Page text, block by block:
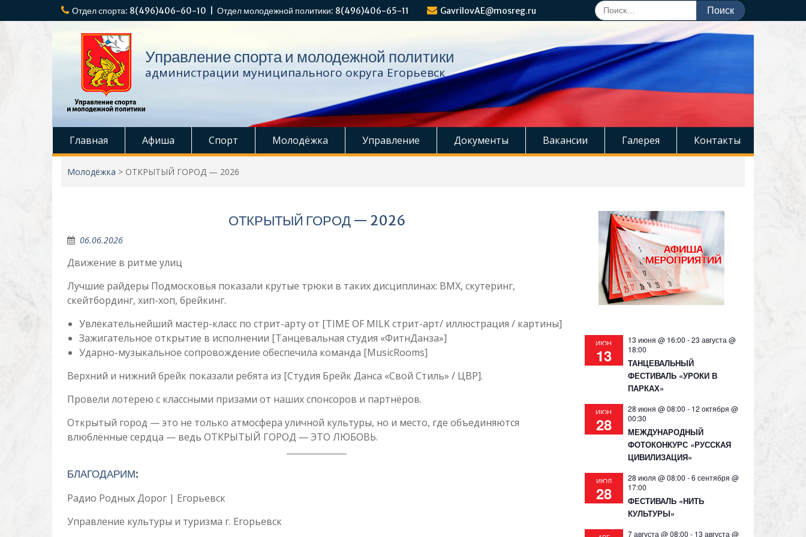
к
Отдел спорта: 8(496)406-60-10 | Отдел молодежной политики: 8(496)406-65-11 GavrilovAE@mosreg.ru
Поиск
по:
Управление спорта и молодежной политики
администрации муниципального округа Егорьевск
Главная Афиша Спорт Молодёжка Управление Документы Вакансии Галерея Контакты
Молодёжка > ОТКРЫТЫЙ ГОРОД — 2026
ОТКРЫТЫЙ ГОРОД — 2026
06.06.2026
Движение в ритме улиц
Лучшие райдеры Подмосковья показали крутые трюки в таких дисциплинах: BMX, скутеринг,
скейтбординг, хип-хоп, брейкинг.
Увлекательнейший мастер-класс по стрит-арту от [TIME OF MILK стрит-арт/ иллюстрация / картины]
Зажигательное открытие в исполнении [Танцевальная студия «ФитнДанза»]
Ударно-музыкальное сопровождение обеспечила команда [MusicRooms]
Верхний и нижний брейк показали ребята из [Студия Брейк Данса «Свой Стиль» / ЦВР].
Провели лотерею с классными призами от наших спонсоров и партнёров.
Открытый город — это не только атмосфера уличной культуры, но и место, где объединяются
влюблённые сердца — ведь ОТКРЫТЫЙ ГОРОД — ЭТО ЛЮБОВЬ.
БЛАГОДАРИМ:
Радио Родных Дорог | Егорьевск
Управление культуры и туризма г. Егорьевск
ИЮН
13
13 июня @ 16:00 -23 августа @
18:00
ТАНЦЕВАЛЬНЫЙ
ФЕСТИВАЛЬ «УРОКИ В
ПАРКАХ»
ИЮН
28
28 июня @ 08:00 - 12 октября @
00:30
МЕЖДУНАРОДНЫЙ
ФОТОКОНКУРС «РУССКАЯ
ЦИВИЛИЗАЦИЯ»
ИЮЛ
28
28 июля @ 08:00 -6 сентября @
17:00
ФЕСТИВАЛЬ «НИТЬ
КУЛЬТУРЫ»
7 августа @ 08:00 - 13 августа @